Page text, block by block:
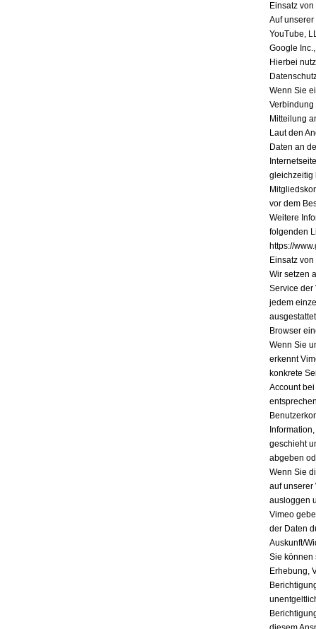
Einsatz
Auf
YouTube,
Google
Hierbei
Wenn Sie
Verbindung
Mitteilung
Laut den
Daten an
gleichzeitig
vor dem
Weitere
folgenden
https://
Einsatz
Wir setzen
Service der
jedem
Browser
Wenn Sie
erkennt
konkrete
Account
geschieht
abgeben
Wenn Sie
auf unserer
ausloggen
Vimeo
der Daten
Auskunft/
Sie können
Erhebung,